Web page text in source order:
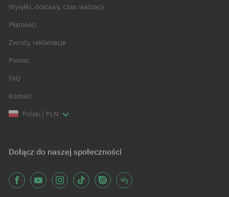
Wysyłki, dostawy, czas realizacji
Płatności
Zwroty, reklamacje
Pomoc
FAQ
Kontakt
Polski / PLN
Dołącz do naszej społeczności